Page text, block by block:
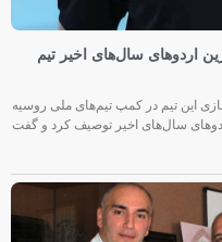
اردوهای سال‌های اخیر تیم
این تیم در کمپ تیم‌های ملی روسیه
سال‌های اخیر توصیف کرد و گفت